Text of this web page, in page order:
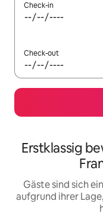
Check-in
Check-out
Erstklassig
Gäste sind sich
aufgrund ihrer